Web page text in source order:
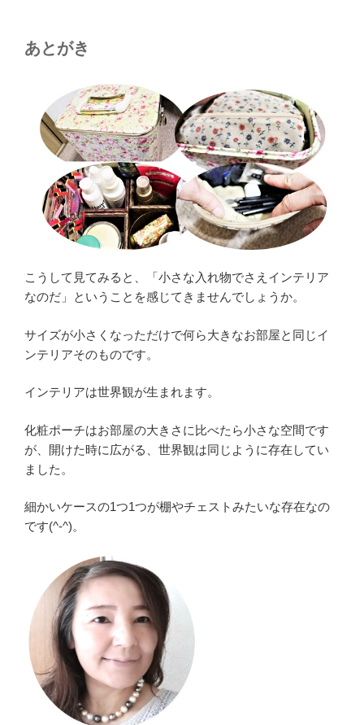
あとがき
こうして見てみると、「小さな入れ物でさえインテリア
なのだ」ということを感じてきませんでしょうか。
サイズが小さくなっただけで何ら大きなお部屋と同じイ
ンテリアそのものです。
インテリアは世界観が生まれます。
化粧ポーチはお部屋の大きさに比べたら小さな空間です
が、開けた時に広がる、世界観は同じように存在してい
ました。
細かいケースの1つ1つが棚やチェストみたいな存在なの
です(^-^)。